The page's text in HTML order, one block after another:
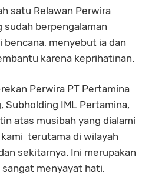
satu Relawan Perwira
sudah berpengalaman
menyebut ia dan
karena keprihatinan.
Perwira PT Pertamina
Subholding IML Pertamina,
atas musibah yang dialami
terutama di wilayah
sekitarnya. Ini merupakan
menyayat hati,